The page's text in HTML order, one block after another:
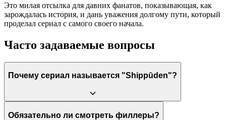
Это милая отсылка для давних фанатов, показывающая, как
зарождалась история, и дань уважения долгому пути, который
проделал сериал с самого своего начала.
Часто задаваемые вопросы
Почему сериал называется "Shippūden"?
"Shippūden" (疾風伝) переводится с японского как "Хроники
Обязательно ли смотреть филлеры?